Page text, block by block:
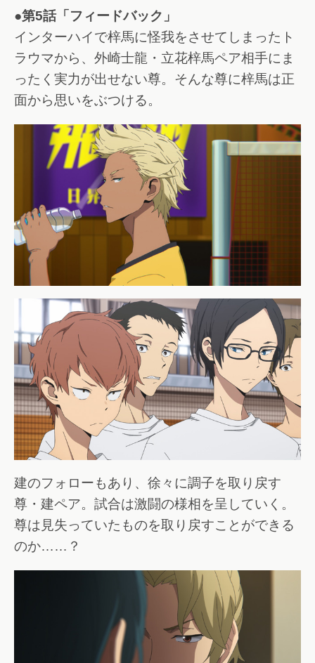
●第5話「フィードバック」
インターハイで梓馬に怪我をさせてしまったト
ラウマから、外崎士龍・立花梓馬ペア相手にま
ったく実力が出せない尊。そんな尊に梓馬は正
面から思いをぶつける。
建のフォローもあり、徐々に調子を取り戻す
尊・建ペア。試合は激闘の様相を呈していく。
尊は見失っていたものを取り戻すことができる
のか……？